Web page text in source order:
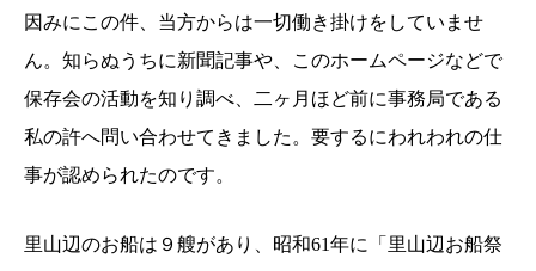
因みにこの件、当方からは一切働き掛けをしていませ
ん。知らぬうちに新聞記事や、このホームページなどで
保存会の活動を知り調べ、二ヶ月ほど前に事務局である
私の許へ問い合わせてきました。要するにわれわれの仕
事が認められたのです。
里山辺のお船は９艘があり、昭和61年に「里山辺お船祭